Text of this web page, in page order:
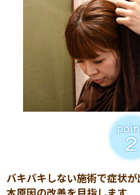
バキバキしない施術で症状